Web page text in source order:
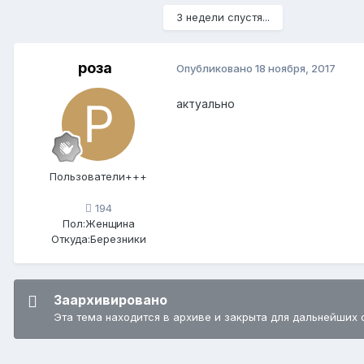
3 недели спустя...
роза
Пользователи+++
194
Пол:Женщина
Откуда:Березники
Опубликовано 18 ноября, 2017
актуально
Заархивировано
Эта тема находится в архиве и закрыта для дальнейших